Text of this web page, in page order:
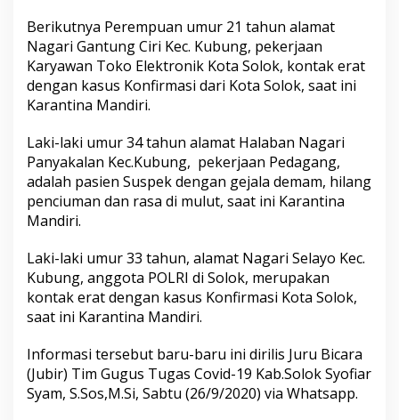
a
s
U
K
.
o
l
o
Berikutnya Perempuan umur 21 tahun alamat
Nagari Gantung Ciri Kec. Kubung, pekerjaan
Karyawan Toko Elektronik Kota Solok, kontak erat
dengan kasus Konfirmasi dari Kota Solok, saat ini
Karantina Mandiri.
Laki-laki umur 34 tahun alamat Halaban Nagari
Panyakalan Kec.Kubung, pekerjaan Pedagang,
adalah pasien Suspek dengan gejala demam, hilang
penciuman dan rasa di mulut, saat ini Karantina
Mandiri.
Laki-laki umur 33 tahun, alamat Nagari Selayo Kec.
Kubung, anggota POLRI di Solok, merupakan
kontak erat dengan kasus Konfirmasi Kota Solok,
saat ini Karantina Mandiri.
Informasi tersebut baru-baru ini dirilis Juru Bicara
(Jubir) Tim Gugus Tugas Covid-19 Kab.Solok Syofiar
Syam, S.Sos,M.Si, Sabtu (26/9/2020) via Whatsapp.